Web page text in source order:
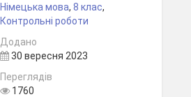
Німецька мова,8 клас,
Контрольні роботи
Додано
30 вересня 2023
Переглядів
1760